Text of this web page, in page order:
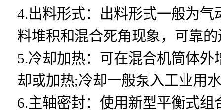
4.出料形式：出料形式一般为
料堆积和混合死角现象，可靠
5.冷却加热：可在混合机筒体
却或加热;冷却一般泵入工业用
6.主轴密封：使用新型平衡式